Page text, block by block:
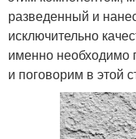
разведенный и
исключительно
именно необходимо
и поговорим в этой